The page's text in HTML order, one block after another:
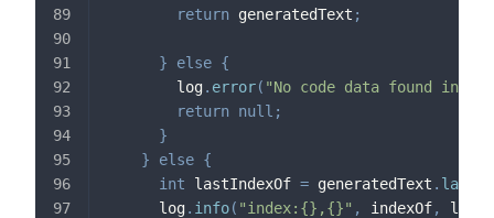
return generatedText ;
} else {
        log
. error( "No code data found in
return null ;
}
}
else {
int lastIndexOf = generatedText .
      log
. info( "index:{},{}" , indexOf,